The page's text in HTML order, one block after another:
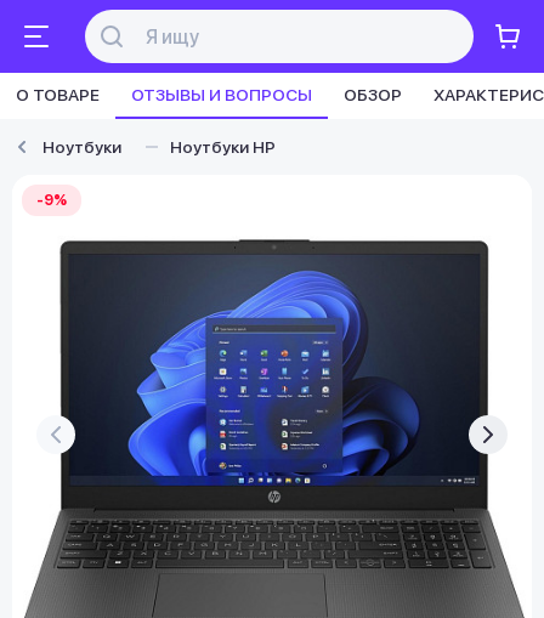
О ТОВАРЕ ОТЗЫВЫ И ВОПРОСЫ ОБЗОР
Ноутбуки Ноутбуки HP
-9%